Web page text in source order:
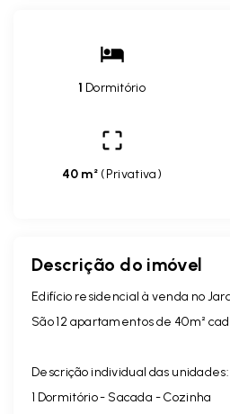
1 Dormitório
40 m² (Privativa)
Descrição do imóvel
Edifício residencial à venda no
São 12 apartamentos de 40m²
Descrição individual das unidades:
1 Dormitório - Sacada - Cozinha